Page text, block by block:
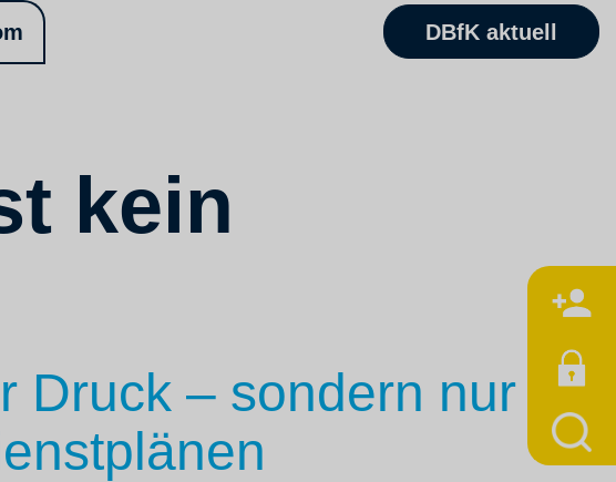
DBfK aktuell
kein
Druck – sondern nur